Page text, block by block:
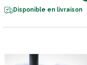
Disponible en livraison